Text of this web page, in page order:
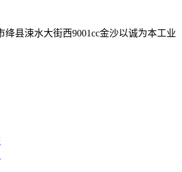
绛县涑水大街西9001cc金沙以诚为本工业